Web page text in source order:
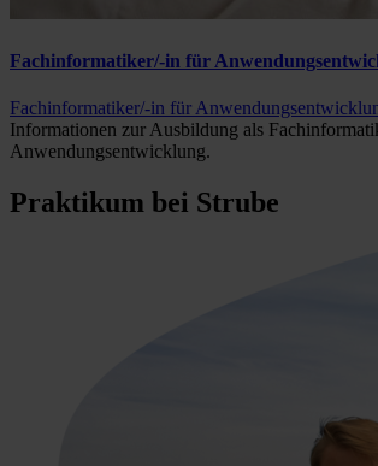
Fachinformatiker/-in für
Fachinformatiker/-in für
Informationen zur Ausbildung als
Anwendungsentwicklung.
Praktikum bei Strube